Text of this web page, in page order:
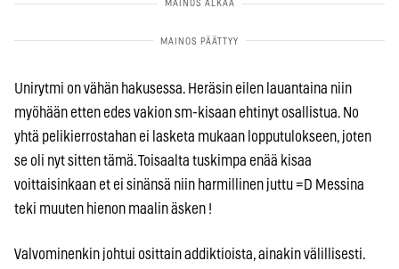
Unirytmi on vähän hakusessa. Heräsin eilen lauantaina niin
myöhään etten edes vakion sm-kisaan ehtinyt osallistua. No
yhtä pelikierrostahan ei lasketa mukaan lopputulokseen, joten
se oli nyt sitten tämä. Toisaalta tuskimpa enää kisaa
voittaisinkaan et ei sinänsä niin harmillinen juttu =D Messina
teki muuten hienon maalin äsken !
Valvominenkin johtui osittain addiktioista, ainakin välillisesti.